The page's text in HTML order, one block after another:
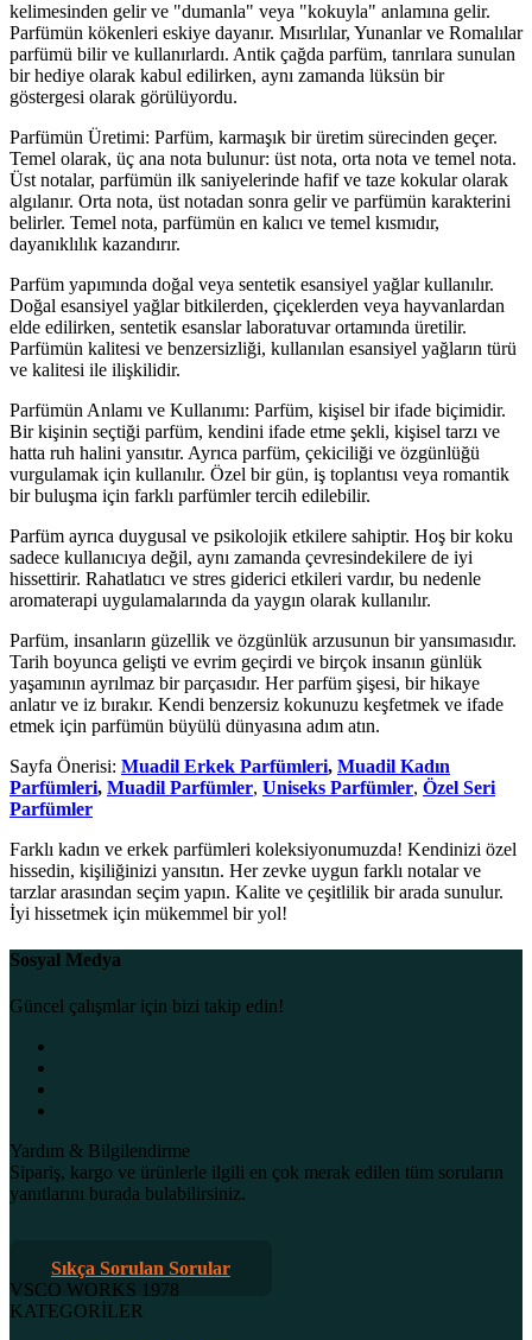
kelimesinden gelir ve "dumanla" veya "kokuyla" anlamına gelir.
Parfümün kökenleri eskiye dayanır. Mısırlılar, Yunanlar ve Romalılar
parfümü bilir ve kullanırlardı. Antik çağda parfüm, tanrılara sunulan
bir hediye olarak kabul edilirken, aynı zamanda lüksün bir
göstergesi olarak görülüyordu.
Parfümün Üretimi: Parfüm, karmaşık bir üretim sürecinden geçer.
Temel olarak, üç ana nota bulunur: üst nota, orta nota ve temel nota.
Üst notalar, parfümün ilk saniyelerinde hafif ve taze kokular olarak
algılanır. Orta nota, üst notadan sonra gelir ve parfümün karakterini
belirler. Temel nota, parfümün en kalıcı ve temel kısmıdır,
dayanıklılık kazandırır.
Parfüm yapımında doğal veya sentetik esansiyel yağlar kullanılır.
Doğal esansiyel yağlar bitkilerden, çiçeklerden veya hayvanlardan
elde edilirken, sentetik esanslar laboratuvar ortamında üretilir.
Parfümün kalitesi ve benzersizliği, kullanılan esansiyel yağların türü
ve kalitesi ile ilişkilidir.
Parfümün Anlamı ve Kullanımı: Parfüm, kişisel bir ifade biçimidir.
Bir kişinin seçtiği parfüm, kendini ifade etme şekli, kişisel tarzı ve
hatta ruh halini yansıtır. Ayrıca parfüm, çekiciliği ve özgünlüğü
vurgulamak için kullanılır. Özel bir gün, iş toplantısı veya romantik
bir buluşma için farklı parfümler tercih edilebilir.
Parfüm ayrıca duygusal ve psikolojik etkilere sahiptir. Hoş bir koku
sadece kullanıcıya değil, aynı zamanda çevresindekilere de iyi
hissettirir. Rahatlatıcı ve stres giderici etkileri vardır, bu nedenle
aromaterapi uygulamalarında da yaygın olarak kullanılır.
Parfüm, insanların güzellik ve özgünlük arzusunun bir yansımasıdır.
Tarih boyunca gelişti ve evrim geçirdi ve birçok insanın günlük
yaşamının ayrılmaz bir parçasıdır. Her parfüm şişesi, bir hikaye
anlatır ve iz bırakır. Kendi benzersiz kokunuzu keşfetmek ve ifade
etmek için parfümün büyülü dünyasına adım atın.
Sayfa Önerisi: Muadil Erkek Parfümleri, Muadil Kadın
Parfümleri, Muadil Parfümler, Uniseks Parfümler, Özel Seri
Parfümler
Farklı kadın ve erkek parfümleri koleksiyonumuzda! Kendinizi özel
hissedin, kişiliğinizi yansıtın. Her zevke uygun farklı notalar ve
tarzlar arasından seçim yapın. Kalite ve çeşitlilik bir arada sunulur.
İyi hissetmek için mükemmel bir yol!
Sosyal Medya
Güncel çalışmlar için bizi takip edin!
Yardım & Bilgilendirme
Sipariş, kargo ve ürünlerle ilgili en çok merak edilen tüm soruların
yanıtlarını burada bulabilirsiniz.
Sıkça Sorulan Sorular
VSCO WORKS 1978
KATEGORİLER